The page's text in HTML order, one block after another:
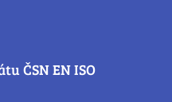
ČSN EN ISO